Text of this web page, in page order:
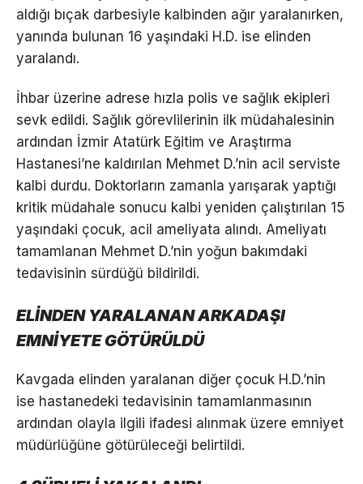
aldığı bıçak darbesiyle kalbinden ağır yaralanırken,
yanında bulunan 16 yaşındaki H.D. ise elinden
yaralandı.
İhbar üzerine adrese hızla polis ve sağlık ekipleri
sevk edildi. Sağlık görevlilerinin ilk müdahalesinin
ardından İzmir Atatürk Eğitim ve Araştırma
Hastanesi’ne kaldırılan Mehmet D.’nin acil serviste
kalbi durdu. Doktorların zamanla yarışarak yaptığı
kritik müdahale sonucu kalbi yeniden çalıştırılan 15
yaşındaki çocuk, acil ameliyata alındı. Ameliyatı
tamamlanan Mehmet D.’nin yoğun bakımdaki
tedavisinin sürdüğü bildirildi.
ELİNDEN YARALANAN ARKADAŞI
EMNİYETE GÖTÜRÜLDÜ
Kavgada elinden yaralanan diğer çocuk H.D.’nin
ise hastanedeki tedavisinin tamamlanmasının
ardından olayla ilgili ifadesi alınmak üzere emniyet
müdürlüğüne götürüleceği belirtildi.